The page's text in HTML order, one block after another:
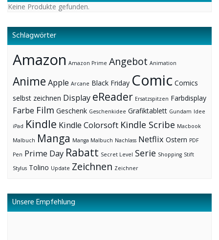
Keine Produkte gefunden.
Schlagwörter
Amazon Amazon Prime Angebot Animation
Anime Apple Arcane Black Friday Comic Comics
selbst zeichnen Display eReader Ersatzspitzen Farbdisplay
Farbe Film Geschenk Geschenkidee Grafiktablett Gundam Idee
iPad Kindle Kindle Colorsoft Kindle Scribe Macbook
Malbuch Manga Manga Malbuch Nachlass Netflix Ostern PDF
Pen Prime Day Rabatt Secret Level Serie Shopping Stift
Stylus Tolino Update Zeichnen Zeichner
Unsere Empfehlung